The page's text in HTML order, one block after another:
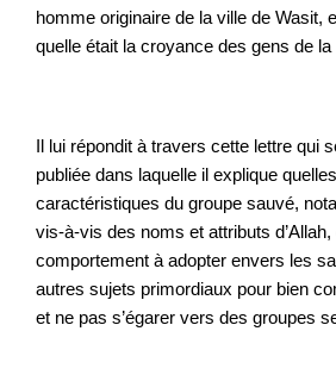
homme originaire de la ville de Wasit,
quelle était la croyance des gens de la
Il lui répondit à travers cette lettre qui
publiée dans laquelle il explique
caractéristiques du groupe sauvé,
vis-à-vis des noms et attributs d’Allah,
comportement à adopter envers les
autres sujets primordiaux pour bien
et ne pas s’égarer vers des groupes